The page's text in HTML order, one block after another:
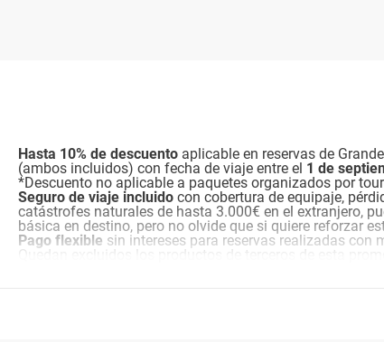
Hasta 10% de descuento aplicable en reservas de
(ambos incluidos) con fecha de viaje entre el 1 de
*Descuento no aplicable a paquetes organizados por
Seguro de viaje incluido con cobertura de equipaje,
catástrofes naturales de hasta 3.000€ en el extranjero,
básica en destino, pero no olvide que si quiere reforzar
Pago flexible sin intereses para reservas realizadas con
Quedan excluidos los productos de terceros de esta